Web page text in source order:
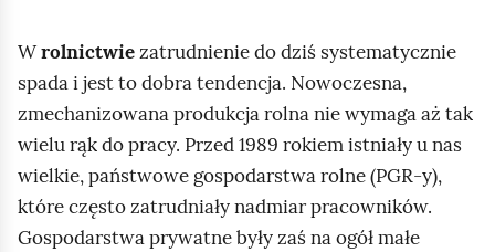
m
Wrolnictwiezatrudnienie do dziś systematycznie
spada i jest to dobra tendencja. Nowoczesna,
zmechanizowana produkcja rolna nie wymaga aż tak
wielu rąk do pracy. Przed 1989 rokiem istniały u nas
wielkie, państwowe gospodarstwa rolne (PGR‑y),
które często zatrudniały nadmiar pracowników.
Gospodarstwa prywatne były zaś na ogół małe